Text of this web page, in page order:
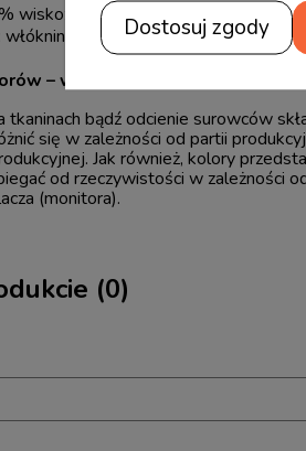
wiskoza bambusowa
włóknina wysokopuszysta silikonowa
– ważna informacja
tkaninach bądź odcienie surowców
się w zależności od partii
Jak również, kolory
od rzeczywistości w zależności
(monitora).
(0)
Dostosuj zgody